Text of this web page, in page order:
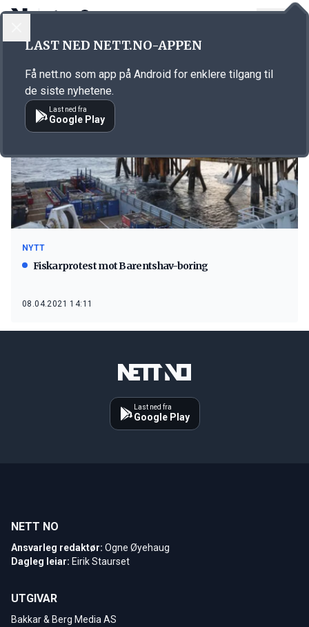
Emne: Oljeboring
NYTT
Fiskarprotest mot Barentshav-boring
08.04.2021 14:11
Last ned fra
Google Play
NETT NO
Ansvarleg redaktør: Ogne Øyehaug
Dagleg leiar: Eirik Staurset
UTGIVAR
Bakkar & Berg Media AS
LAST NED NETT.NO-APPEN
Få nett.no som app på Android for enklere tilgang til
de siste nyhetene.
Last ned fra
Google Play